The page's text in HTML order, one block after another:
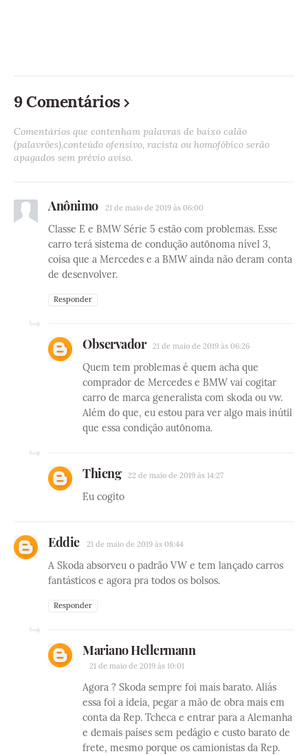
9 Comentários
Comentários que contenham palavras de baixo calão
(palavrões),conteúdo ofensivo, racista ou homofóbico serão
apagados sem prévio aviso.
Anônimo 21 de maio de 2019 às 06:00
Classe E e BMW Série 5 estão com problemas. Esse
carro terá sistema de condução autônoma nível 3,
coisa que a Mercedes e a BMW ainda não deram conta
de desenvolver.
Responder
Observador 21 de maio de 2019 às 06:26
Quem tem problemas é quem acha que
comprador de Mercedes e BMW vai cogitar
carro de marca generalista com skoda ou vw.
Além do que, eu estou para ver algo mais inútil
que essa condição autônoma.
Thieng 22 de maio de 2019 às 14:27
Eu cogito
Eddie 21 de maio de 2019 às 08:44
A Skoda absorveu o padrão VW e tem lançado carros
fantásticos e agora pra todos os bolsos.
Responder
Mariano Hellermann
21 de maio de 2019 às 10:01
Agora ? Skoda sempre foi mais barato. Aliás
essa foi a ideia, pegar a mão de obra mais em
conta da Rep. Tcheca e entrar para a Alemanha
e demais países sem pedágio e custo barato de
frete, mesmo porque os camionistas da Rep.